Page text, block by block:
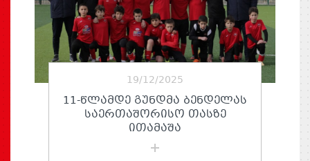
19/12/2025
11-ᲬᲚᲐᲛᲓᲔ ᲒᲣᲜᲓᲛᲐ ᲑᲔᲜᲓᲔᲚᲐᲡ
ᲡᲐᲔᲠᲗᲐᲨᲝᲠᲘᲡᲝ ᲗᲐᲡᲖᲔ
ᲘᲗᲐᲛᲐᲨᲐ